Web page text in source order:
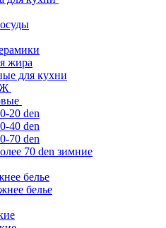
жира
для кухни
20 den
40 den
70 den
70 den зимние
белье
белье